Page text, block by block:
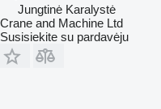
Jungtinė Karalystė
Crane and Machine Ltd
Susisiekite su pardavėju